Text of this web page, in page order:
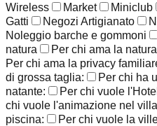
Wireless
Market Miniclub
Gatti
Negozi Artigianato
Noleggio barche e gommoni
natura
Per chi ama la
Per chi ama la privacy
di grossa taglia:
Per chi ha
natante:
Per chi vuole
chi vuole l'animazione nel
piscina:
Per chi vuole la